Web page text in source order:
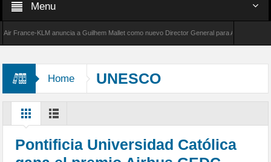
Menu
KLM anuncia a Guilhem Mallet como nuevo Director General para América Latina
Home UNESCO
Pontificia Universidad Católica